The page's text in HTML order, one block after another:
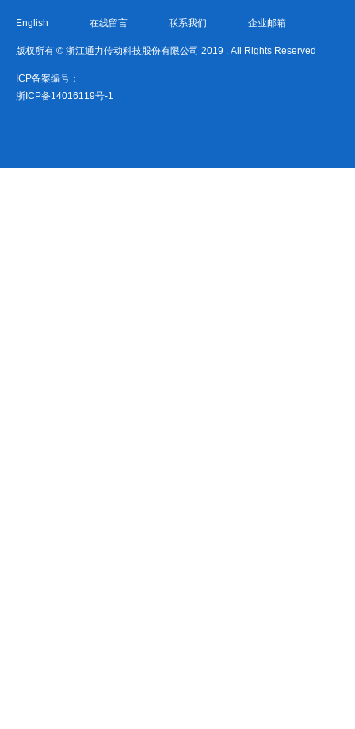
English 在线留言 联系我们 企业邮箱
版权所有 © 浙江通力传动科技股份有限公司 2019 . All Rights Reserved
ICP备案编号：
浙ICP备14016119号-1